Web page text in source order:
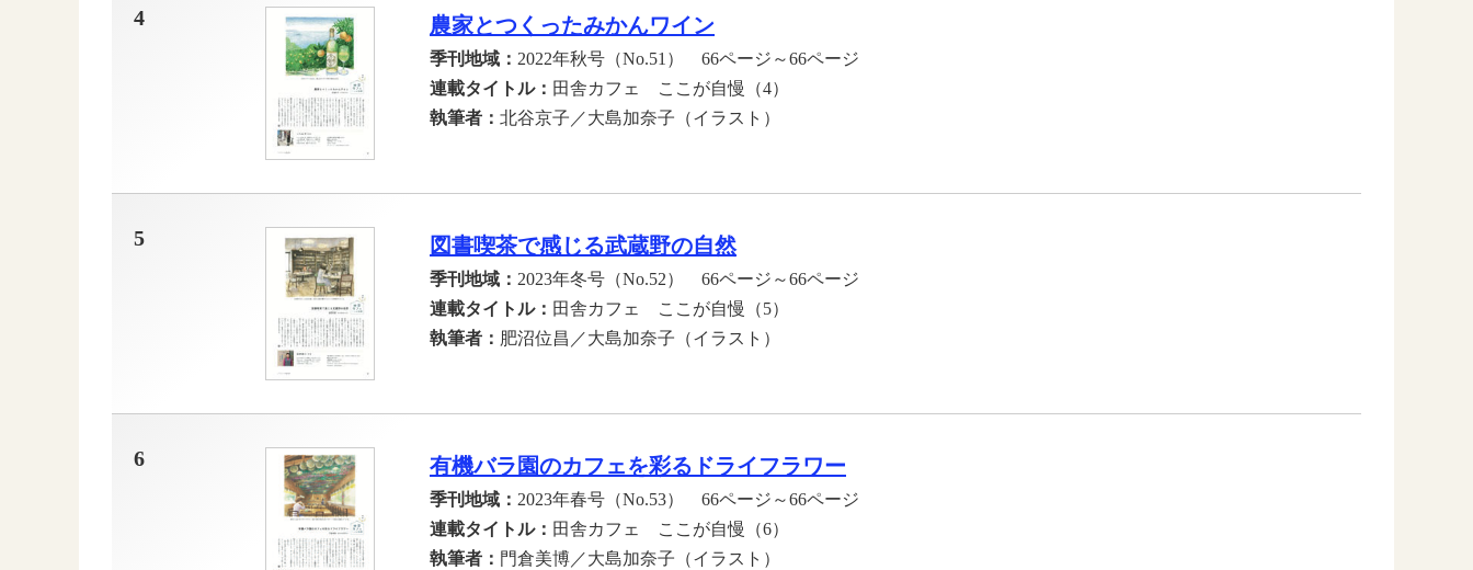
4 農家とつくったみかんワイン
季刊地域： 2022年秋号（No.51） 66ページ～66ページ
連載タイトル： 田舎カフェ ここが自慢（4）
執筆者： 北谷京子／大島加奈子（イラスト）
5 図書喫茶で感じる武蔵野の自然
季刊地域： 2023年冬号（No.52） 66ページ～66ページ
連載タイトル： 田舎カフェ ここが自慢（5）
執筆者： 肥沼位昌／大島加奈子（イラスト）
6 有機バラ園のカフェを彩るドライフラワー
季刊地域： 2023年春号（No.53） 66ページ～66ページ
連載タイトル： 田舎カフェ ここが自慢（6）
執筆者： 門倉美博／大島加奈子（イラスト）